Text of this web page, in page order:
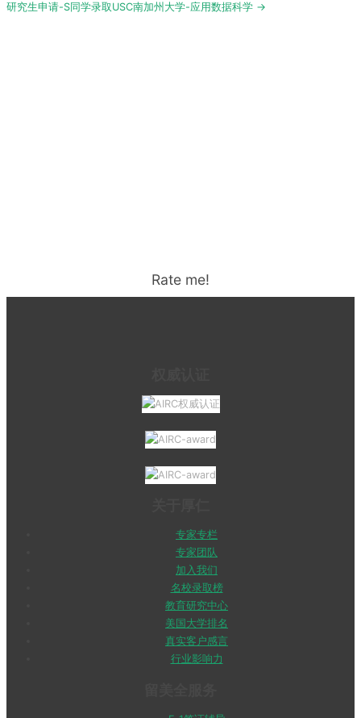
研究生申请-S同学录取USC南加州大学-应用数据科学 →
Rate me!
专家专栏
专家团队
加入我们
名校录取榜
教育研究中心
美国大学排名
真实客户感言
行业影响力